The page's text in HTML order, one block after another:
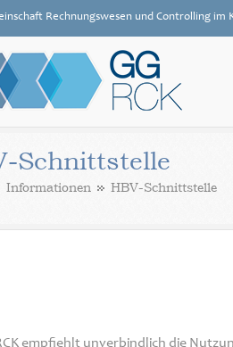
Rechnungswesen und Controlling im
Schnittstelle
Informationen HBV-Schnittstelle
empfiehlt unverbindlich die